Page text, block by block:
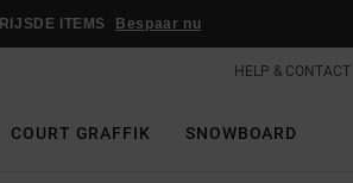
ITEMS Bespaar nu
HELP & CONTACT
COURT GRAFFIK SNOWBOARD